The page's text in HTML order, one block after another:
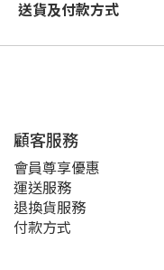
送貨及付款方式
顧客服務
會員尊享優惠
運送服務
退換貨服務
付款方式